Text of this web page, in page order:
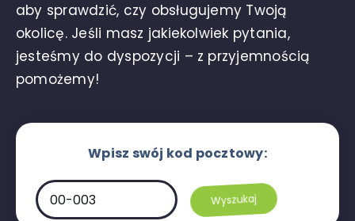
aby sprawdzić, czy obsługujemy Twoją
okolicę. Jeśli masz jakiekolwiek pytania,
jesteśmy do dyspozycji – z przyjemnością
pomożemy!
Wpisz swój kod pocztowy: